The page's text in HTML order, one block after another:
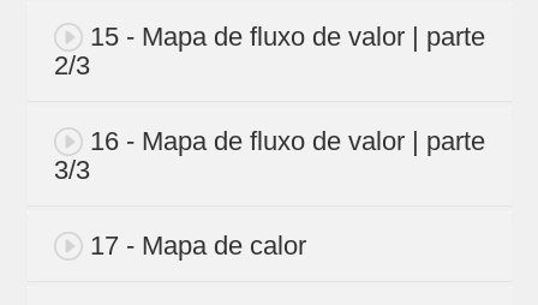
15 - Mapa de fluxo de valor | parte
2/3
16 - Mapa de fluxo de valor | parte
3/3
17 - Mapa de calor